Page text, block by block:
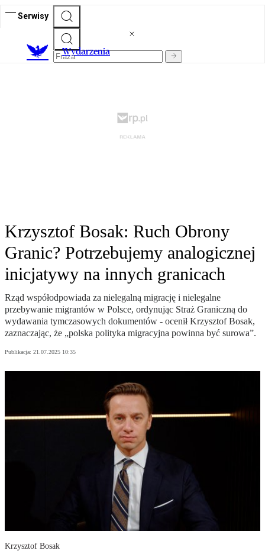
Serwisy
Wydarzenia
Krzysztof Bosak: Ruch Obrony
Granic? Potrzebujemy analogicznej
inicjatywy na innych granicach
Rząd współodpowiada za nielegalną migrację i nielegalne
przebywanie migrantów w Polsce, ordynując Straż Graniczną do
wydawania tymczasowych dokumentów - ocenił Krzysztof Bosak,
zaznaczając, że „polska polityka migracyjna powinna być surowa”.
Publikacja: 21.07.2025 10:35
Krzysztof Bosak